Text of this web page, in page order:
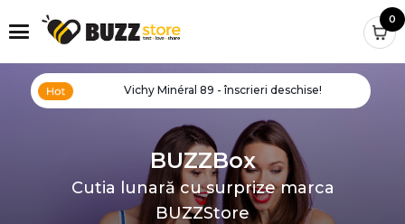
0
Vichy Minéral 89 - înscrieri deschise!
BUZZBox
Cutia lunară cu surprize marca
BUZZStore